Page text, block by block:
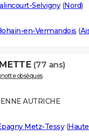
Selvigny(Nord)
en-Vermandois (
(77 ans)
obsèques
AUTRICHE
Metz-Tessy(